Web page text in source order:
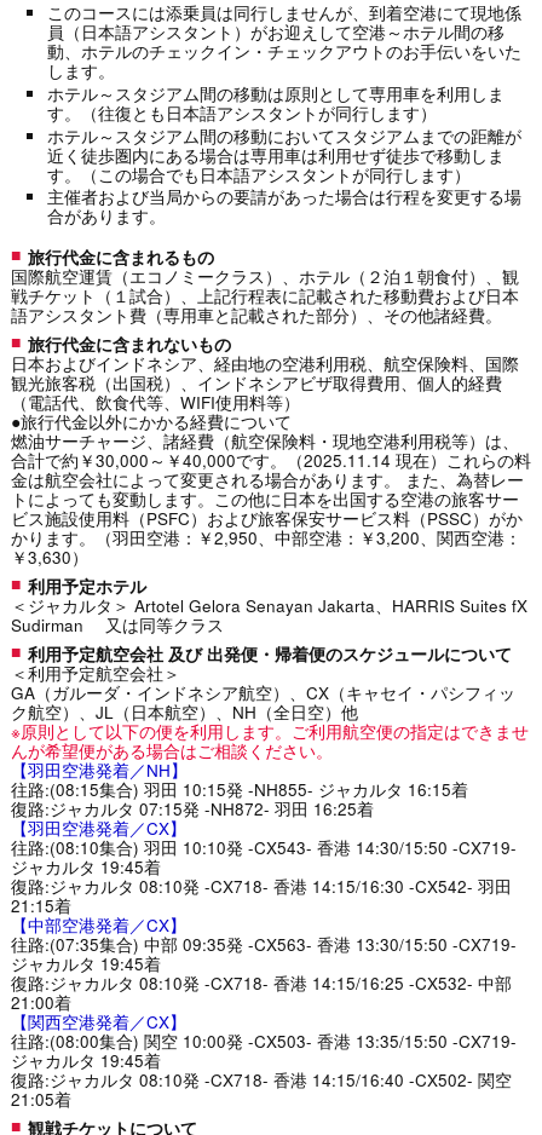
このコースには添乗員は同行しませんが、到着空港にて現地係
員（日本語アシスタント）がお迎えして空港～ホテル間の移
動、ホテルのチェックイン・チェックアウトのお手伝いをいた
します。
ホテル～スタジアム間の移動は原則として専用車を利用しま
す。（往復とも日本語アシスタントが同行します）
ホテル～スタジアム間の移動においてスタジアムまでの距離が
近く徒歩圏内にある場合は専用車は利用せず徒歩で移動しま
す。（この場合でも日本語アシスタントが同行します）
主催者および当局からの要請があった場合は行程を変更する場
合があります。
旅行代金に含まれるもの
国際航空運賃（エコノミークラス）、ホテル（２泊１朝食付）、観
戦チケット（１試合）、上記行程表に記載された移動費および日本
語アシスタント費（専用車と記載された部分）、その他諸経費。
旅行代金に含まれないもの
日本およびインドネシア、経由地の空港利用税、航空保険料、国際
観光旅客税（出国税）、インドネシアビザ取得費用、個人的経費
（電話代、飲食代等、WIFI使用料等）
●旅行代金以外にかかる経費について
燃油サーチャージ、諸経費（航空保険料・現地空港利用税等）は、
合計で約￥30,000～￥40,000です。（2025.11.14 現在）これらの料
金は航空会社によって変更される場合があります。 また、為替レー
トによっても変動します。この他に日本を出国する空港の旅客サー
ビス施設使用料（PSFC）および旅客保安サービス料（PSSC）がか
かります。（羽田空港：￥2,950、中部空港：￥3,200、関西空港：
￥3,630）
利用予定ホテル
＜ジャカルタ＞ Artotel Gelora Senayan Jakarta、HARRIS Suites fX
Sudirman 又は同等クラス
利用予定航空会社 及び 出発便・帰着便のスケジュールについて
＜利用予定航空会社＞
GA（ガルーダ・インドネシア航空）、CX（キャセイ・パシフィッ
ク航空）、JL（日本航空）、NH（全日空）他
※原則として以下の便を利用します。ご利用航空便の指定はできませ
んが希望便がある場合はご相談ください。
【羽田空港発着／NH】
往路:(08:15集合) 羽田 10:15発 -NH855- ジャカルタ 16:15着
復路:ジャカルタ 07:15発 -NH872- 羽田 16:25着
【羽田空港発着／CX】
往路:(08:10集合) 羽田 10:10発 -CX543- 香港 14:30/15:50 -CX719-
ジャカルタ 19:45着
復路:ジャカルタ 08:10発 -CX718- 香港 14:15/16:30 -CX542- 羽田
21:15着
【中部空港発着／CX】
往路:(07:35集合) 中部 09:35発 -CX563- 香港 13:30/15:50 -CX719-
ジャカルタ 19:45着
復路:ジャカルタ 08:10発 -CX718- 香港 14:15/16:25 -CX532- 中部
21:00着
【関西空港発着／CX】
往路:(08:00集合) 関空 10:00発 -CX503- 香港 13:35/15:50 -CX719-
ジャカルタ 19:45着
復路:ジャカルタ 08:10発 -CX718- 香港 14:15/16:40 -CX502- 関空
21:05着
観戦チケットについて